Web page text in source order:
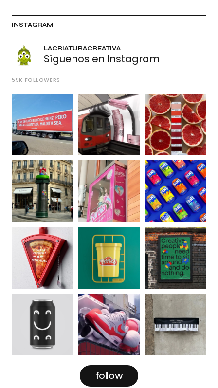
INSTAGRAM
LACRIATURACREATIVA
Síguenos en Instagram
59K FOLLOWERS
follow